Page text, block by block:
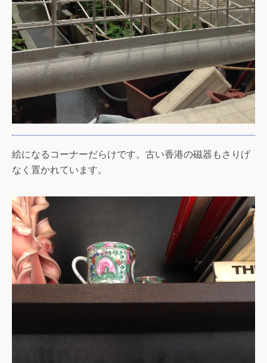
絵になるコーナーだらけです。古い香港の磁器もさりげ
なく置かれています。